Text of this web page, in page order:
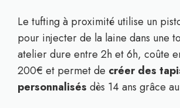
Le tufting à proximité utilise un
pour injecter de la laine dans une
atelier dure entre 2h et 6h, coûte
200€ et permet de créer des
personnalisés dès 14 ans grâce